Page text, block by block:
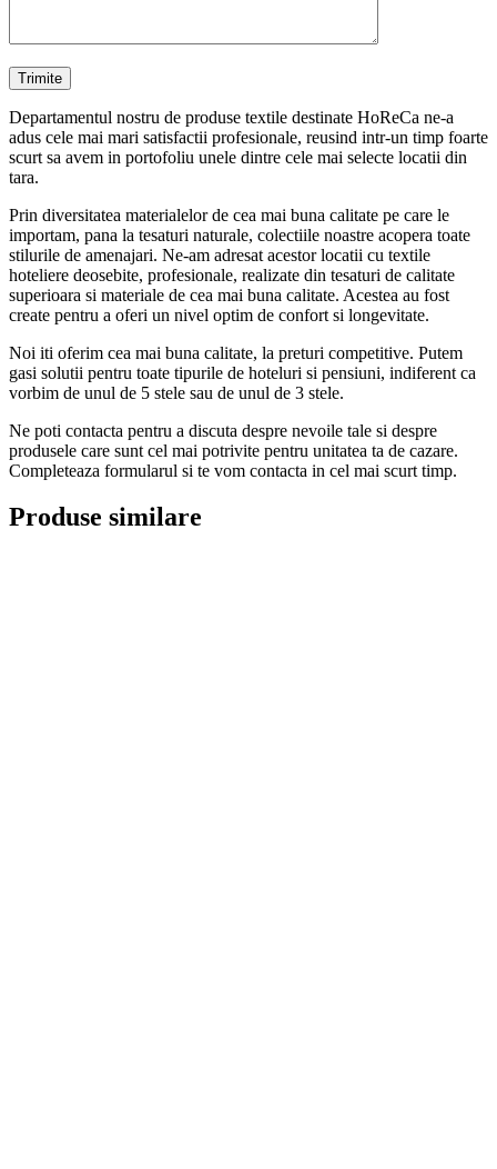
Departamentul nostru de produse textile destinate HoReCa ne-a
adus cele mai mari satisfactii profesionale, reusind intr-un timp foarte
scurt sa avem in portofoliu unele dintre cele mai selecte locatii din
tara.
Prin diversitatea materialelor de cea mai buna calitate pe care le
importam, pana la tesaturi naturale, colectiile noastre acopera toate
stilurile de amenajari. Ne-am adresat acestor locatii cu textile
hoteliere deosebite, profesionale, realizate din tesaturi de calitate
superioara si materiale de cea mai buna calitate. Acestea au fost
create pentru a oferi un nivel optim de confort si longevitate.
Noi iti oferim cea mai buna calitate, la preturi competitive. Putem
gasi solutii pentru toate tipurile de hoteluri si pensiuni, indiferent ca
vorbim de unul de 5 stele sau de unul de 3 stele.
Ne poti contacta pentru a discuta despre nevoile tale si despre
produsele care sunt cel mai potrivite pentru unitatea ta de cazare.
Completeaza formularul si te vom contacta in cel mai scurt timp.
Produse similare